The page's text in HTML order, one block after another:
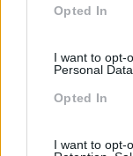
Opted In
I want to opt-
Personal
Opted In
I want to opt-